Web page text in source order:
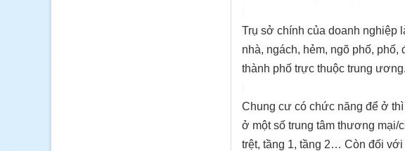
Trụ sở chính của doanh nghiệp
nhà, ngách, hẻm, ngõ phố, phố,
thành phố trực thuộc trung ương.
Chung cư có chức năng để ở
ở một số trung tâm thương mại/
trệt, tầng 1, tầng 2… Còn đối